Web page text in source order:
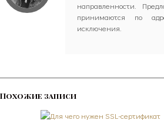
направленности.
принимаются по
исключения.
Похожие записи